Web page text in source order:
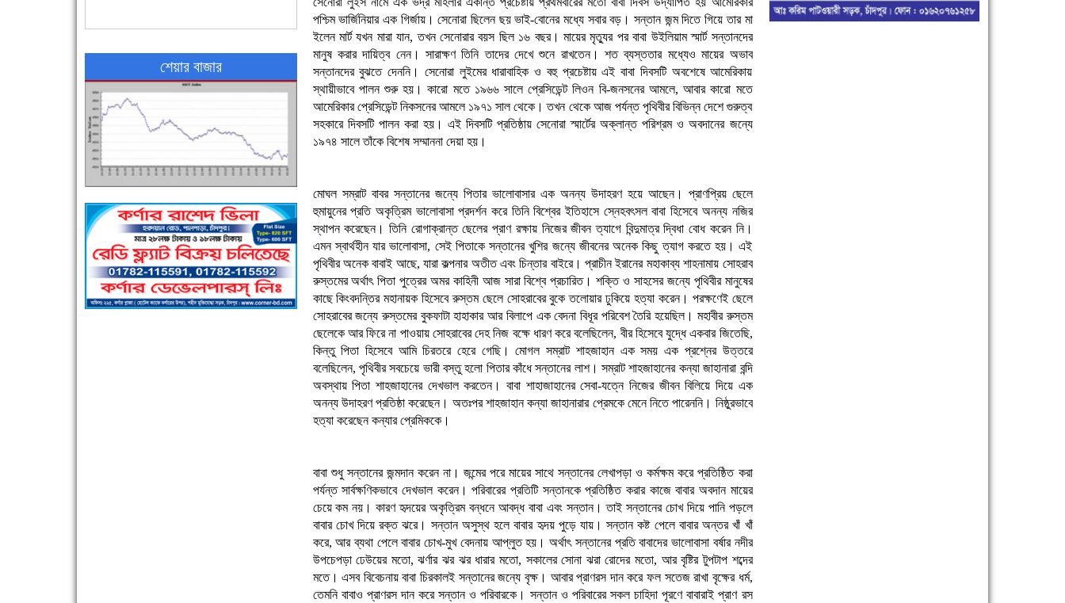
এক সপ্তাহে শনাক্ত বেড়েছে ৫৫%, মৃত্যু ৪৬%
শেয়ার বাজার
পশ্চিম ভার্জিনিয়ার এক গির্জায়। সেনোরা ছিলেন ছয় ভাই-বোনের মধ্যে সবার বড়। সন্তান জন্ম দিতে গিয়ে তার মা
ইলেন মার্ট যখন মারা যান, তখন সেনোরার বয়স ছিল ১৬ বছর। মায়ের মৃত্যুর পর বাবা উইলিয়াম স্মার্ট সন্তানদের
মানুষ করার দায়িত্ব নেন। সারাক্ষণ তিনি তাদের দেখে শুনে রাখতেন। শত ব্যস্ততার মধ্যেও মায়ের অভাব
সন্তানদের বুঝতে দেননি। সেনোরা লুইমের ধারাবাহিক ও বহু প্রচেষ্টায় এই বাবা দিবসটি অবশেষে আমেরিকায়
স্থায়ীভাবে পালন শুরু হয়। কারো মতে ১৯৬৬ সালে প্রেসিডেন্ট লিওন বি-জনসনের আমলে, আবার কারো মতে
আমেরিকার প্রেসিডেন্ট নিকসনের আমলে ১৯৭১ সাল থেকে। তখন থেকে আজ পর্যন্ত পৃথিবীর বিভিন্ন দেশে গুরুত্ব
সহকারে দিবসটি পালন করা হয়। এই দিবসটি প্রতিষ্ঠায় সেনোরা স্মার্টের অক্লান্ত পরিশ্রম ও অবদানের জন্যে
১৯৭৪ সালে তাঁকে বিশেষ সম্মাননা দেয়া হয়।
মোঘল সম্রাট বাবর সন্তানের জন্যে পিতার ভালোবাসার এক অনন্য উদাহরণ হয়ে আছেন। প্রাণপ্রিয় ছেলে
হুমায়ুনের প্রতি অকৃত্রিম ভালোবাসা প্রদর্শন করে তিনি বিশ্বের ইতিহাসে স্নেহবৎসল বাবা হিসেবে অনন্য নজির
স্থাপন করেছেন। তিনি রোগাক্রান্ত ছেলের প্রাণ রক্ষায় নিজের জীবন ত্যাগে বিন্দুমাত্র দ্বিধা বোধ করেন নি।
এমন স্বার্থহীন যার ভালোবাসা, সেই পিতাকে সন্তানের খুশির জন্যে জীবনের অনেক কিছু ত্যাগ করতে হয়। এই
পৃথিবীর অনেক বাবাই আছে, যারা কল্পনার অতীত এবং চিন্তার বাইরে। প্রাচীন ইরানের মহাকাব্য শাহনামায় সোহরাব
রুস্তমের অর্থাৎ পিতা পুত্রের অমর কাহিনী আজ সারা বিশ্বে প্রচারিত। শক্তি ও সাহসের জন্যে পৃথিবীর মানুষের
কাছে কিংবদন্তির মহানায়ক হিসেবে রুস্তম ছেলে সোহরাবের বুকে তলোয়ার ঢুকিয়ে হত্যা করেন। পরক্ষণেই ছেলে
সোহরাবের জন্যে রুস্তমের বুকফাটা হাহাকার আর বিলাপে এক বেদনা বিধূর পরিবেশ তৈরি হয়েছিল। মহাবীর রুস্তম
ছেলেকে আর ফিরে না পাওয়ায় সোহরাবের দেহ নিজ বক্ষে ধারণ করে বলেছিলেন, বীর হিসেবে যুদ্ধে একবার জিতেছি,
কিন্তু পিতা হিসেবে আমি চিরতরে হেরে গেছি। মোগল সম্রাট শাহজাহান এক সময় এক প্রশ্নের উত্তরে
বলেছিলেন, পৃথিবীর সবচেয়ে ভারী বস্তু হলো পিতার কাঁধে সন্তানের লাশ। সম্রাট শাহজাহানের কন্যা জাহানারা বন্দি
অবস্থায় পিতা শাহজাহানের দেখভাল করতেন। বাবা শাহাজাহানের সেবা-যত্নে নিজের জীবন বিলিয়ে দিয়ে এক
অনন্য উদাহরণ প্রতিষ্ঠা করেছেন। অতঃপর শাহজাহান কন্যা জাহানারার প্রেমকে মেনে নিতে পারেননি। নিষ্ঠুরভাবে
হত্যা করেছেন কন্যার প্রেমিককে।
বাবা শুধু সন্তানের জন্মদান করেন না। জন্মের পরে মায়ের সাথে সন্তানের লেখাপড়া ও কর্মক্ষম করে প্রতিষ্ঠিত করা
পর্যন্ত সার্বক্ষণিকভাবে দেখভাল করেন। পরিবারের প্রতিটি সন্তানকে প্রতিষ্ঠিত করার কাজে বাবার অবদান মায়ের
চেয়ে কম নয়। কারণ হৃদয়ের অকৃত্রিম বন্ধনে আবদ্ধ বাবা এবং সন্তান। তাই সন্তানের চোখ দিয়ে পানি পড়লে
বাবার চোখ দিয়ে রক্ত ঝরে। সন্তান অসুস্থ হলে বাবার হৃদয় পুড়ে যায়। সন্তান কষ্ট পেলে বাবার অন্তর খাঁ খাঁ
করে, আর ব্যথা পেলে বাবার চোখ-মুখ বেদনায় আপ্লুত হয়। অর্থাৎ সন্তানের প্রতি বাবাদের ভালোবাসা বর্ষার নদীর
উপচেপড়া ঢেউয়ের মতো, ঝর্ণার ঝর ঝর ধারার মতো, সকালের সোনা ঝরা রোদের মতো, আর বৃষ্টির টুপটাপ শব্দের
মতে। এসব বিবেচনায় বাবা চিরকালই সন্তানের জন্যে বৃক্ষ। আবার প্রাণরস দান করে ফল সতেজ রাখা বৃক্ষের ধর্ম,
তেমনি বাবাও প্রাণরস দান করে সন্তান ও পরিবারকে। সন্তান ও পরিবারের সকল চাহিদা পূরণে বাবারাই প্রাণ রস